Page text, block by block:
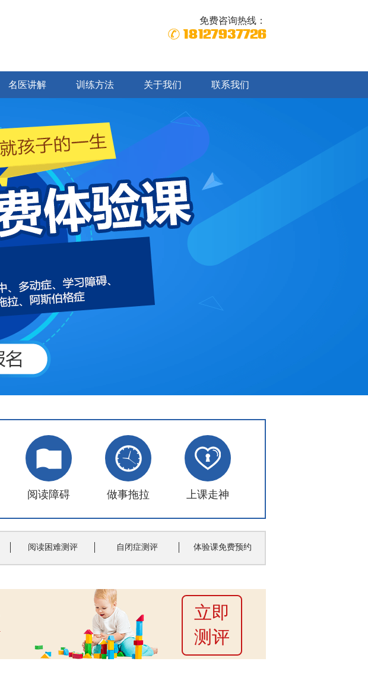
免费咨询热线：
18127937726
名医讲解 训练方法 关于我们 联系我们
阅读障碍 做事拖拉 上课走神
阅读困难测评 自闭症测评 体验课免费预约
立即
测评